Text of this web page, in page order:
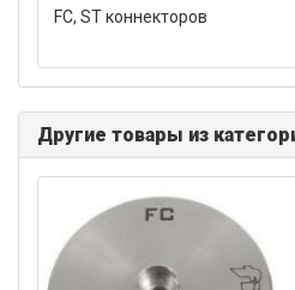
FC, ST коннекторов
Другие товары из